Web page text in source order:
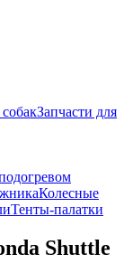
Запчасти для
Колесные
Тенты-палатки
Shuttle